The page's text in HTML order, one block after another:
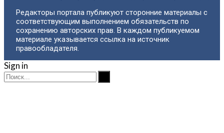
Редакторы портала публикуют сторонние материалы с
соответствующим выполнением обязательств по
сохранению авторских прав. В каждом публикуемом
материале указывается ссылка на источник
правообладателя.
Sign in